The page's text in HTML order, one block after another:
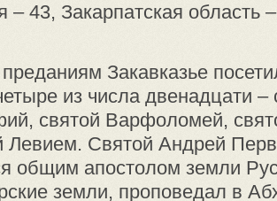
– 43, Закарпатская область
Закавказье
из числа двенадцати
святой Варфоломей,
Левием. Святой Андрей
общим апостолом земли
земли, проповедал в